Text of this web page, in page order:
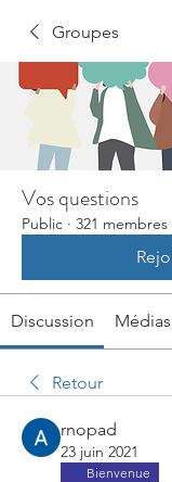
Groupes
Vos questions
Public · 321 membres
Discussion Médias
Retour
rnopad
23 juin 2021
Bienvenue